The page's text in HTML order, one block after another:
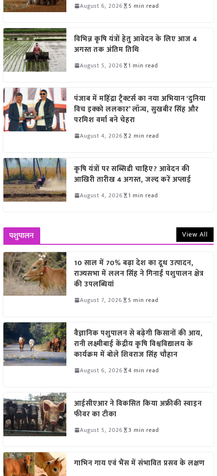
August 6, 2026 5 min read
विभिन्न कृषि यंत्रों हेतु आवेदन के लिए आज 4
अगस्त तक अंतिम तिथि
August 5, 2026 1 min read
पंजाब में महिंद्रा ट्रैक्टर्स का नया अभियान ‘दुनिया
विच इक्को ललकार’ लॉन्च, सुखबीर सिंह और
परमिश वर्मा बने चेहरा
August 4, 2026 2 min read
कृषि यंत्रों पर सब्सिडी चाहिए? आवेदन की
आखिरी तारीख 4 अगस्त, जल्द करें अप्लाई
August 4, 2026 1 min read
पशुपालन View All
10 साल में 70% बढ़ा देश का दूध उत्पादन,
राज्यसभा में ललन सिंह ने गिनाईं पशुपालन क्षेत्र
की उपलब्धियां
August 7, 2026 5 min read
वैज्ञानिक पशुपालन से बढ़ेगी किसानों की आय,
रानी लक्ष्मीबाई केंद्रीय कृषि विश्वविद्यालय के
कार्यक्रम में बोले शिवराज सिंह चौहान
August 6, 2026 4 min read
आईसीएआर ने विकसित किया अफ्रीकी स्वाइन
फीवर का टीका
August 5, 2026 3 min read
गाभिन गाय एवं भैंस में संभावित प्रसव के लक्षण